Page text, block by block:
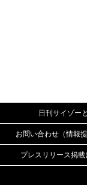
日刊サイゾー
お問い合わせ（情報提
プレスリリース掲載